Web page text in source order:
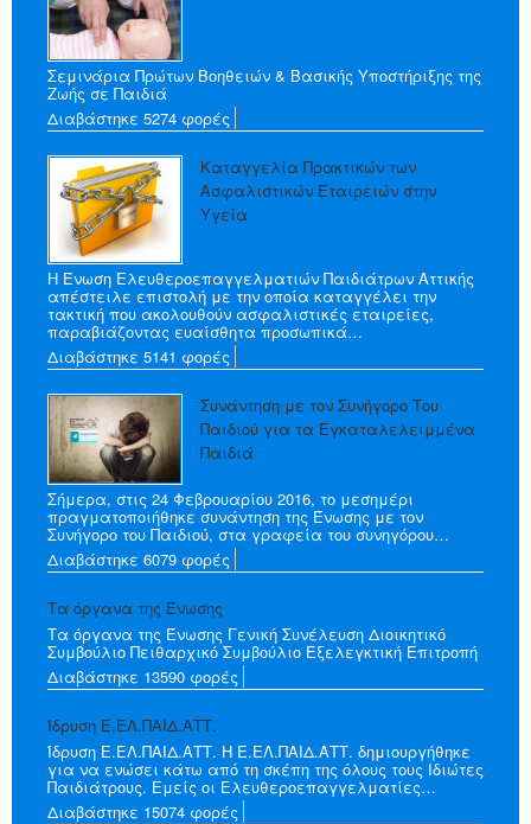
Σεμινάρια Πρώτων Βοηθειών & Βασικής Υποστήριξης της
Ζωής σε Παιδιά
Διαβάστηκε 5274 φορές
Καταγγελία Πρακτικών των
Ασφαλιστικών Εταιρειών στην
Υγεία
Η Ένωση Ελευθεροεπαγγελματιών Παιδιάτρων Αττικής
απέστειλε επιστολή με την οποία καταγγέλει την
τακτική που ακολουθούν ασφαλιστικές εταιρείες,
παραβιάζοντας ευαίσθητα προσωπικά…
Διαβάστηκε 5141 φορές
Συνάντηση με τον Συνήγορο Του
Παιδιού για τα Εγκαταλελειμμένα
Παιδιά
Σήμερα, στις 24 Φεβρουαρίου 2016, το μεσημέρι
πραγματοποιήθηκε συνάντηση της Ένωσης με τον
Συνήγορο του Παιδιού, στα γραφεία του συνηγόρου…
Διαβάστηκε 6079 φορές
Τα όργανα της Ένωσης
Τα όργανα της Ένωσης Γενική Συνέλευση Διοικητικό
Συμβούλιο Πειθαρχικό Συμβούλιο Εξελεγκτική Επιτροπή
Διαβάστηκε 13590 φορές
Ίδρυση Ε.ΕΛ.ΠΑΙΔ.ΑΤΤ.
Ίδρυση Ε.ΕΛ.ΠΑΙΔ.ΑΤΤ. Η Ε.ΕΛ.ΠΑΙΔ.ΑΤΤ. δημιουργήθηκε
για να ενώσει κάτω από τη σκέπη της όλους τους Ιδιώτες
Παιδιάτρους. Εμείς οι Ελευθεροεπαγγελματίες…
Διαβάστηκε 15074 φορές